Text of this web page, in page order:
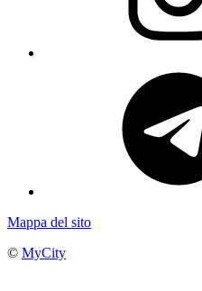
Mappa del sito
© MyCity